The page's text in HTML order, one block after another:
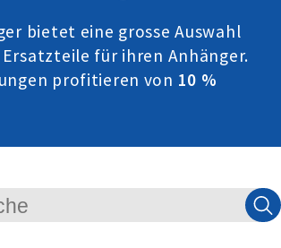
bietet eine grosse Auswahl
für ihren Anhänger.
profitieren von 10 %